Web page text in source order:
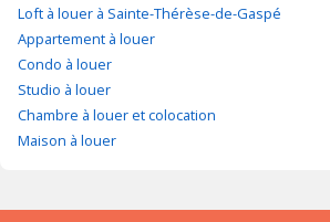
Loft à louer à Sainte-Thérèse-de-Gaspé
Appartement à louer
Condo à louer
Studio à louer
Chambre à louer et colocation
Maison à louer